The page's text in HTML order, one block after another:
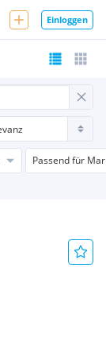
Einloggen
Passend für